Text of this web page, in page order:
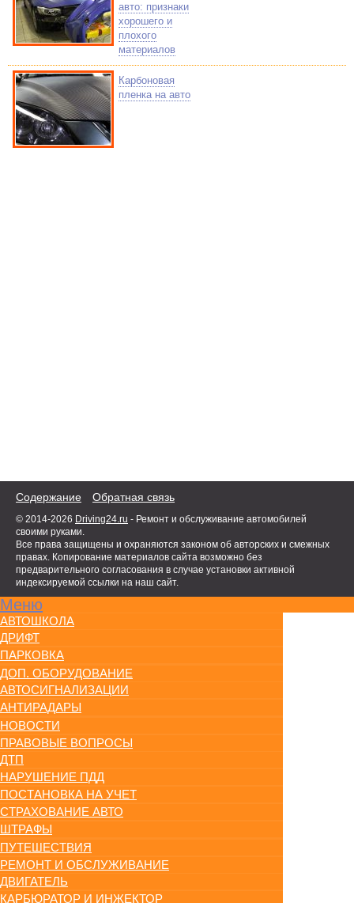
авто: признаки
хорошего и
плохого
материалов
Карбоновая
пленка на авто
Содержание Обратная связь
© 2014-2026 Driving24.ru - Ремонт и обслуживание автомобилей
своими руками.
Все права защищены и охраняются законом об авторских и смежных
правах. Копирование материалов сайта возможно без
предварительного согласования в случае установки активной
индексируемой ссылки на наш сайт.
Меню
АВТОШКОЛА
ДРИФТ
ПАРКОВКА
ДОП. ОБОРУДОВАНИЕ
АВТОСИГНАЛИЗАЦИИ
АНТИРАДАРЫ
НОВОСТИ
ПРАВОВЫЕ ВОПРОСЫ
ДТП
НАРУШЕНИЕ ПДД
ПОСТАНОВКА НА УЧЕТ
СТРАХОВАНИЕ АВТО
ШТРАФЫ
ПУТЕШЕСТВИЯ
РЕМОНТ И ОБСЛУЖИВАНИЕ
ДВИГАТЕЛЬ
КАРБЮРАТОР И ИНЖЕКТОР